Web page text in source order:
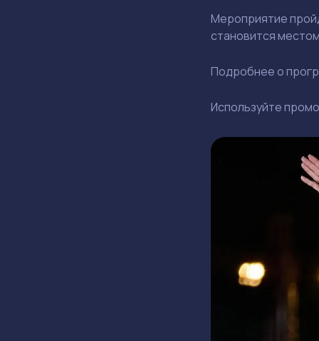
Мероприятие
становится
Подробнее о
Используйте